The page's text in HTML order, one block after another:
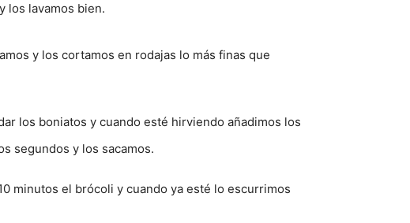
los lavamos bien.
y los cortamos en rodajas lo más finas que
los boniatos y cuando esté hirviendo añadimos los
segundos y los sacamos.
minutos el brócoli y cuando ya esté lo escurrimos